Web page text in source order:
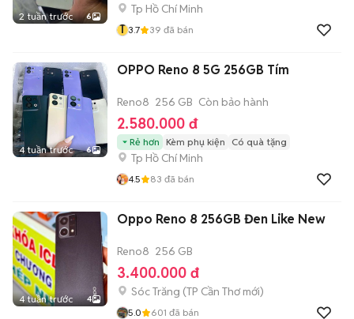
2 tuần trước 6
Tp Hồ Chí Minh
T 3.7 39 đã bán
4 tuần trước 6
OPPO Reno 8 5G 256GB Tím
Reno8 256 GB Còn bảo hành
2.580.000 đ
Rẻ hơn Kèm phụ kiện Có quà tặng
Tp Hồ Chí Minh
4.5 83 đã bán
4 tuần trước 4
Oppo Reno 8 256GB Đen Like New
Reno8 256 GB
3.400.000 đ
Sóc Trăng (TP Cần Thơmới)
5.0 601 đã bán